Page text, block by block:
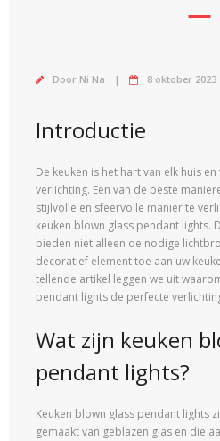
Door Ni Na 8 oktober 2023
Introductie
De keuken is het hart van elk huis
verlichting. Een van de beste
stijlvolle en sfeervolle manier te
keuken blown glass pendant lights.
bieden niet alleen de nodige
decoratief element toe aan uw
tellende artikel leggen we uit
pendant lights de perfecte
Wat zijn keuken
pendant lights?
Keuken blown glass pendant lights
gemaakt van geblazen glas en die